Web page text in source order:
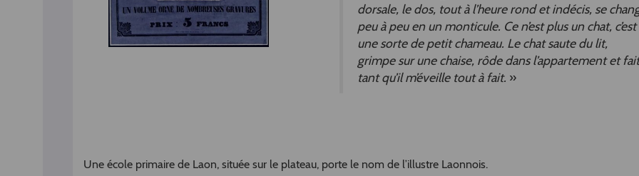
dorsale, le dos, tout à l’heure rond et indécis, se
peu à peu en un monticule. Ce n’est plus un chat, c’est
une sorte de petit chameau. Le chat saute du lit,
grimpe sur une chaise, rôde dans l’appartement et fait
tant qu’il m’éveille tout à fait. »
Une école primaire de Laon, située sur le plateau, porte le nom de l’illustre Laonnois.